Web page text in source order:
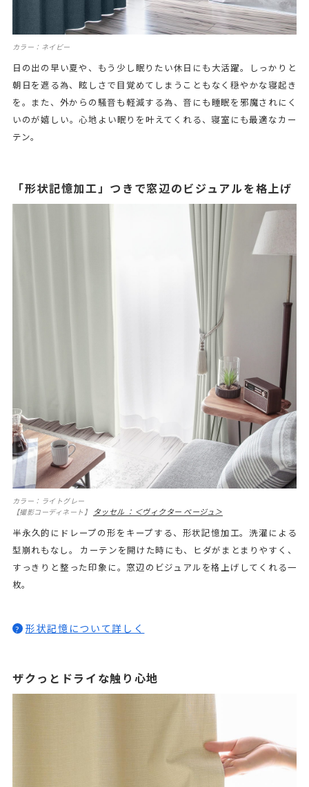
カラー：ネイビー
日の出の早い夏や、もう少し眠りたい休日にも大活躍。しっかりと
朝日を遮る為、眩しさで目覚めてしまうこともなく穏やかな寝起き
を。また、外からの騒音も軽減する為、音にも睡眠を邪魔されにく
いのが嬉しい。心地よい眠りを叶えてくれる、寝室にも最適なカー
テン。
「形状記憶加工」つきで窓辺のビジュアルを格上げ
カラー：ライトグレー
【撮影コーディネート】
タッセル ：＜ヴィクター ベージュ＞
半永久的にドレープの形をキープする、形状記憶加工。洗濯による
型崩れもなし。 カーテンを開けた時にも、ヒダがまとまりやすく、
すっきりと整った印象に。窓辺のビジュアルを格上げしてくれる一
枚。
? 形状記憶について詳しく
ザクっとドライな触り心地